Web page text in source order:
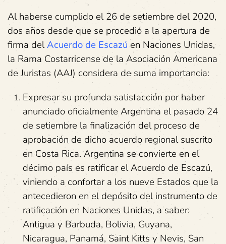
Al haberse cumplido el 26 de setiembre del 2020,
dos años desde que se procedió a la apertura de
firma delAcuerdo de Escazú en Naciones Unidas,
la Rama Costarricense de la Asociación Americana
de Juristas (AAJ) considera de suma importancia:
Expresar su profunda satisfacción por haber
anunciado oficialmente Argentina el pasado 24
de setiembre la finalización del proceso de
aprobación de dicho acuerdo regional suscrito
en Costa Rica. Argentina se convierte en el
décimo país es ratificar el Acuerdo de Escazú,
viniendo a confortar a los nueve Estados que la
antecedieron en el depósito del instrumento de
ratificación en Naciones Unidas, a saber:
Antigua y Barbuda, Bolivia, Guyana,
Nicaragua, Panamá, Saint Kitts y Nevis, San